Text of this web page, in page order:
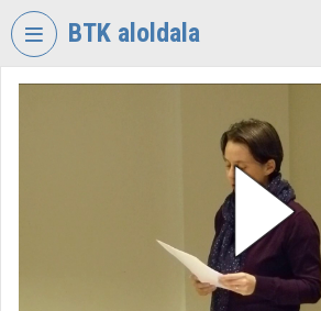
Skip header
BTK aloldala